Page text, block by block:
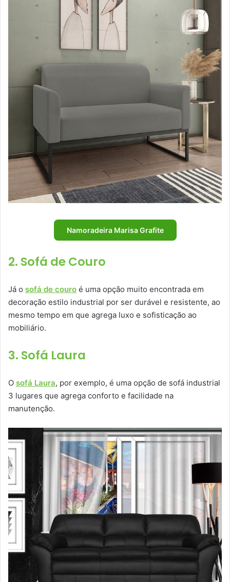
Namoradeira Marisa Grafite
2. Sofá de Couro
Já o sofá de couro é uma opção muito encontrada em
decoração estilo industrial por ser durável e resistente, ao
mesmo tempo em que agrega luxo e sofisticação ao
mobiliário.
3. Sofá Laura
O sofá Laura, por exemplo, é uma opção de sofá industrial
3 lugares que agrega conforto e facilidade na
manutenção.